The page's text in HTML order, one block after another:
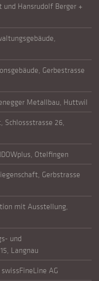
und Hansrudolf Berger +
Gerbestrasse
Metallbau, Huttwil
26,
Otelfingen
Gerbstrasse
mit Ausstellung,
und
Langnau
AG